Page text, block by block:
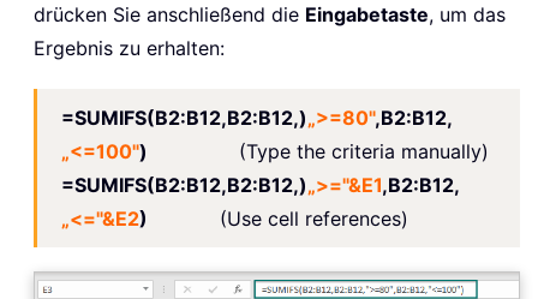
drücken Sie anschließend die Eingabetaste, um das
Ergebnis zu erhalten:
=SUMIFS(B2:B12,B2:B12,)„>=80",B2:B12,
„<=100") (Type the criteria manually)
=SUMIFS(B2:B12,B2:B12,)„>="&E1,B2:B12,
„<="&E2) (Use cell references)